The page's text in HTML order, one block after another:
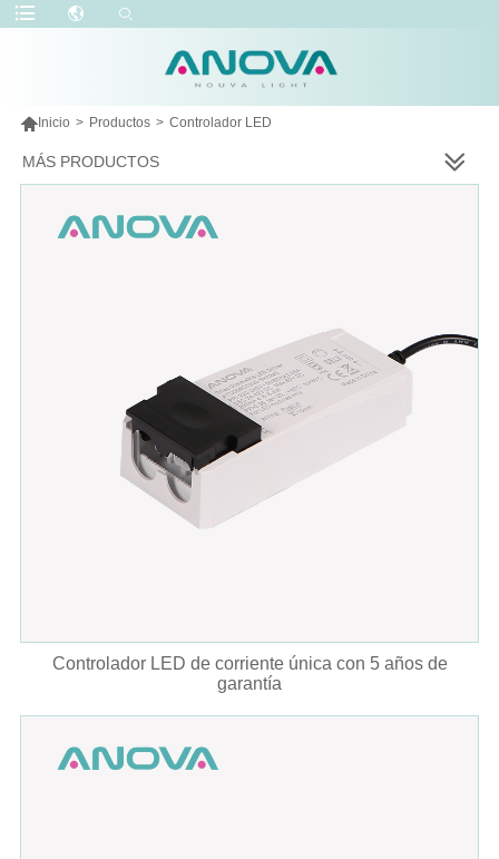
Inicio > Productos > Controlador LED
MÁS PRODUCTOS
Controlador LED de corriente única con 5 años de
garantía